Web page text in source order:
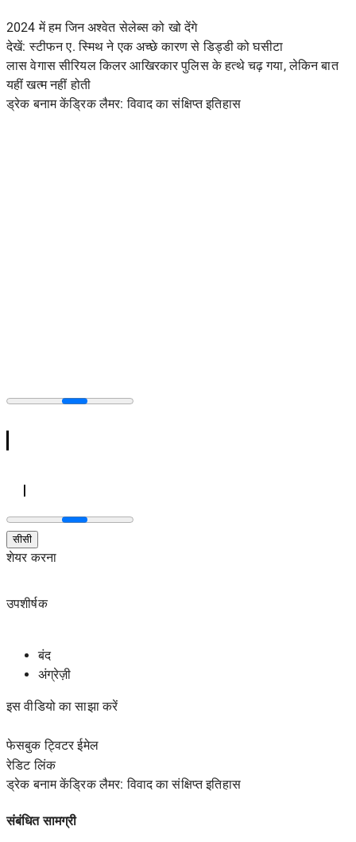
2024 में हम जिन अश्वेत सेलेब्स को खो देंगे
देखें: स्टीफन ए. स्मिथ ने एक अच्छे कारण से डिड्डी को घसीटा
लास वेगास सीरियल किलर आखिरकार पुलिस के हत्थे चढ़ गया, लेकिन बात
यहीं खत्म नहीं होती
ड्रेक बनाम केंड्रिक लैमर: विवाद का संक्षिप्त इतिहास
सीसी
शेयर करना
उपशीर्षक
बंद
अंग्रेज़ी
इस वीडियो का साझा करें
फेसबुक ट्विटर ईमेल
रेडिटलिंक
ड्रेक बनाम केंड्रिक लैमर: विवाद का संक्षिप्त इतिहास
संबंधित सामग्री